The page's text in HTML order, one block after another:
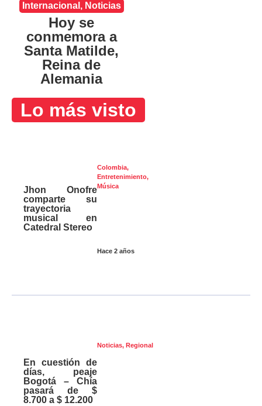
Internacional , Noticias
Hoy se
conmemora a
Santa Matilde,
Reina de
Alemania
Lo más visto
Colombia,
Entretenimiento,
Música
Hace 2 años
Jhon Onofre
comparte su
trayectoria
musical en
Catedral Stereo
Noticias, Regional
En cuestión de
días, peaje
Bogotá – Chía
pasará de $
8.700 a $ 12.200